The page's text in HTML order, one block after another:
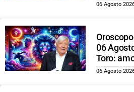
06 Agosto
06
Toro:
06 Agosto